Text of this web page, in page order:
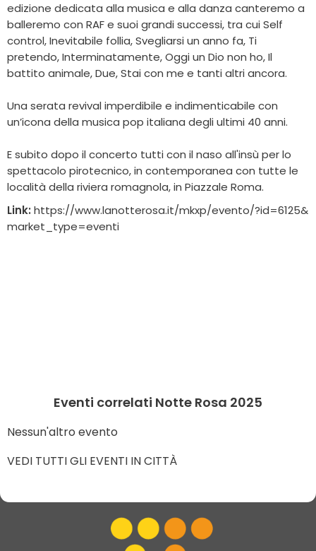
edizione dedicata alla musica e alla danza canteremo a
balleremo con RAF e suoi grandi successi, tra cui Self
control, Inevitabile follia, Svegliarsi un anno fa, Ti
pretendo, Interminatamente, Oggi un Dio non ho, Il
battito animale, Due, Stai con me e tanti altri ancora.
Una serata revival imperdibile e indimenticabile con
un’icona della musica pop italiana degli ultimi 40 anni.
E subito dopo il concerto tutti con il naso all'insù per lo
spettacolo pirotecnico, in contemporanea con tutte le
località della riviera romagnola, in Piazzale Roma.
Link: https://www.lanotterosa.it/mkxp/evento/?id=6125&
market_type=eventi
Eventi correlati Notte Rosa 2025
Nessun'altro evento
VEDI TUTTI GLI EVENTI IN CITTÀ